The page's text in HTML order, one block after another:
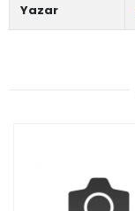
Yazar